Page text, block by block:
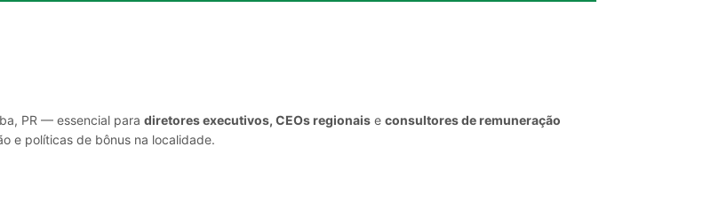
PR — essencial para diretores executivos, CEOs regionais e consultores de remuneração
e políticas de bônus na localidade.